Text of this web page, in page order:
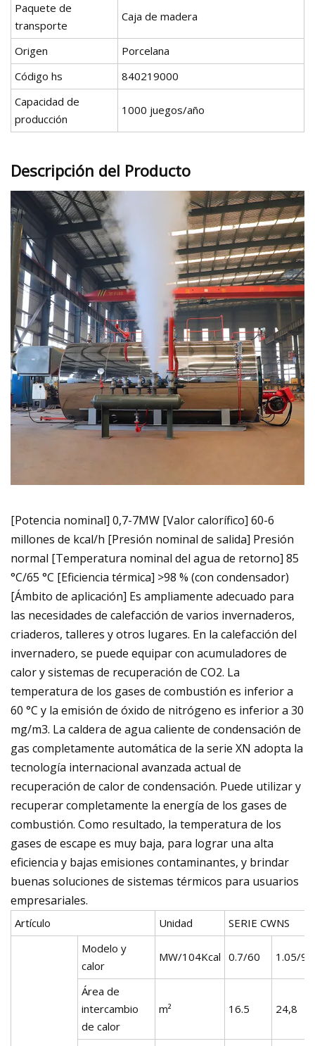
Paquete de
transporte
Caja de madera
Origen
Porcelana
Código hs
840219000
Capacidad de
producción
1000 juegos/año
Descripción del Producto
[Potencia nominal] 0,7-7MW [Valor calorífico] 60-6
millones de kcal/h [Presión nominal de salida] Presión
normal [Temperatura nominal del agua de retorno] 85
°C/65 °C [Eficiencia térmica] >98 % (con condensador)
[Ámbito de aplicación] Es ampliamente adecuado para
las necesidades de calefacción de varios invernaderos,
criaderos, talleres y otros lugares. En la calefacción del
invernadero, se puede equipar con acumuladores de
calor y sistemas de recuperación de CO2. La
temperatura de los gases de combustión es inferior a
60 °C y la emisión de óxido de nitrógeno es inferior a 30
mg/m3. La caldera de agua caliente de condensación de
gas completamente automática de la serie XN adopta la
tecnología internacional avanzada actual de
recuperación de calor de condensación. Puede utilizar y
recuperar completamente la energía de los gases de
combustión. Como resultado, la temperatura de los
gases de escape es muy baja, para lograr una alta
eficiencia y bajas emisiones contaminantes, y brindar
buenas soluciones de sistemas térmicos para usuarios
empresariales.
Artículo Unidad
SERIE CWNS
Modelo y
calor
MW/104Kcal 0.7/60 1.05/90
Área de
intercambio
de calor
m² 16.5 24,8